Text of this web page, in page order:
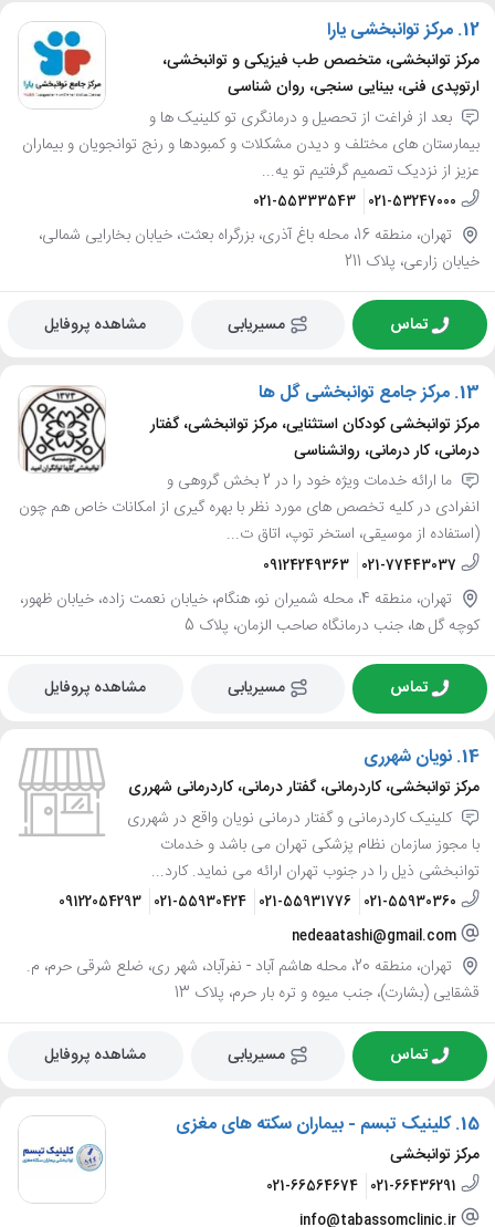
12. مرکز توانبخشی یارا
مرکز توانبخشی، متخصص طب فیزیکی و توانبخشی،
ارتوپدی فنی، بینایی سنجی، روان شناسی
بعد از فراغت از تحصیل و درمانگری تو کلینیک ها و
بیمارستان های مختلف و دیدن مشکلات و کمبودها و رنج توانجویان و بیماران
عزیز از نزدیک تصمیم گرفتیم تو یه...
021-53247000
021-55333543
تهران، منطقه 16، محله باغ آذری، بزرگراه بعثت، خیابان بخارایی شمالی،
خیابان زارعی، پلاک 211
تماس مسیریابی مشاهده پروفایل
13. مرکز جامع توانبخشی گل ها
مرکز توانبخشی کودکان استثنایی، مرکز توانبخشی، گفتار
درمانی، کار درمانی، روانشناسی
ما ارائه خدمات ویژه خود را در 2 بخش گروهی و
انفرادی در کلیه تخصص های مورد نظر با بهره گیری از امکانات خاص هم چون
(استفاده از موسیقی، استخر توپ، اتاق ت...
021-77443037
09124249363
تهران، منطقه 4، محله شمیران نو، هنگام، خیابان نعمت زاده، خیابان ظهور،
کوچه گل ها، جنب درمانگاه صاحب الزمان، پلاک 5
تماس مسیریابی مشاهده پروفایل
14. نویان شهرری
مرکز توانبخشی، کاردرمانی، گفتار درمانی، کاردرمانی شهرری
کلینیک کاردرمانی و گفتار درمانی نویان واقع در شهرری
با مجوز سازمان نظام پزشکی تهران می باشد و خدمات
توانبخشی ذیل را در جنوب تهران ارائه می نماید. کارد...
021-55930360
021-55931776
021-55930424
09122054293
nedeaatashi@gmail.com
تهران، منطقه 20، محله هاشم آباد - نفرآباد، شهر ری، ضلع شرقی حرم، م.
قشقایی (بشارت)، جنب میوه و تره بار حرم، پلاک 13
تماس مسیریابی مشاهده پروفایل
15. کلینیک تبسم - بیماران سکته های مغزی
مرکز توانبخشی
021-66436291
021-66564674
info@tabassomclinic.ir